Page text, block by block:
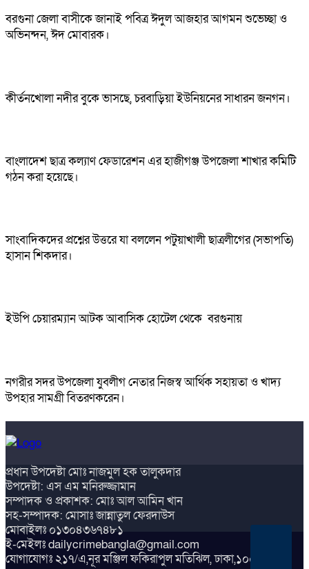
বরগুনা জেলা বাসীকে জানাই পবিত্র ঈদুল আজহার আগমন শুভেচ্ছা ও
অভিনন্দন, ঈদ মোবারক।
কীর্তনখোলা নদীর বুকে ভাসছে, চরবাড়িয়া ইউনিয়নের সাধারন জনগন।
বাংলাদেশ ছাত্র কল্যাণ ফেডারেশন এর হাজীগঞ্জ উপজেলা শাখার কমিটি
গঠন করা হয়েছে।
সাংবাদিকদের প্রশ্নের উত্তরে যা বললেন পটুয়াখালী ছাত্রলীগের (সভাপতি)
হাসান শিকদার।
ইউপি চেয়ারম্যান আটক আবাসিক হোটেল থেকে বরগুনায়
নগরীর সদর উপজেলা যুবলীগ নেতার নিজস্ব আর্থিক সহায়তা ও খাদ্য
উপহার সামগ্রী বিতরণকরেন।
প্রধান উপদেষ্টা মোঃ নাজমুল হক তালুকদার
উপদেষ্টা: এস এম মনিরুজ্জামান
সম্পাদক ও প্রকাশক: মোঃ আল আমিন খান
সহ-সম্পাদক: মোসাঃ জান্নাতুল ফেরদাউস
মোবাইলঃ ০১৩০৪৩৬৭৪৮১
ই-মেইলঃ dailycrimebangla@gmail.com
যোগাযোগঃ ২১৭/এ,নূর মঞ্জিল ফকিরাপুল মতিঝিল, ঢাকা,১০০০